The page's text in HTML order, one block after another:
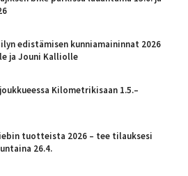
edistämisen kunniamaininnat 2026
ja Jouni Kalliolle
Kilometrikisaan 1.5.–
tuotteista 2026 – tee tilauksesi
26.4.